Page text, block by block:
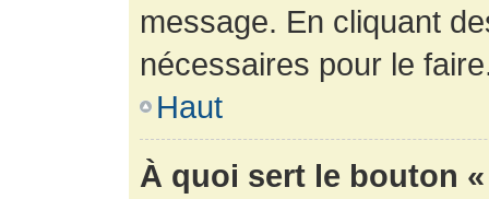
message. En cliquant
nécessaires pour le
Haut
À quoi sert le bouton